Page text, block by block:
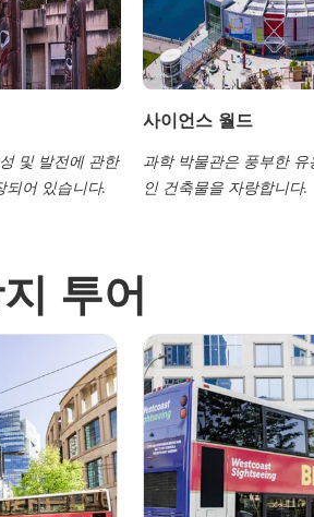
및 발전에 관한
어 있습니다.
사이언스 월드
과학 박물관은 풍부한
인 건축물을 자랑합니다.
투어